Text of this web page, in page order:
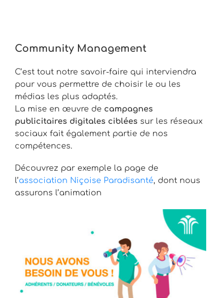
Community Management
C’est tout notre savoir-faire qui interviendra
pour vous permettre de choisir le ou les
médias les plus adaptés.
La mise en œuvre de campagnes
publicitaires digitales ciblées sur les réseaux
sociaux fait également partie de nos
compétences.
Découvrez par exemple la page de
l’association Niçoise Paradisanté, dont nous
assurons l’animation